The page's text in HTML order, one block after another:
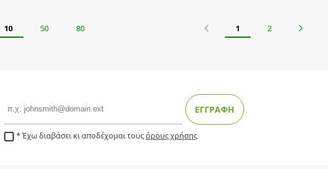
10 50 80 Προηγούμενο
1 2
ΕΓΓΡΑΦΗ
Έχω διαβάσει κι αποδέχομαι τουςόρους χρήσης